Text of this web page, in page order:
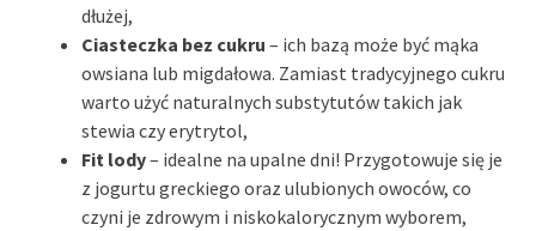
dłużej,
Ciasteczka bez cukru – ich bazą może być mąka
owsiana lub migdałowa. Zamiast tradycyjnego cukru
warto użyć naturalnych substytutów takich jak
stewia czy erytrytol,
Fit lody– idealne na upalne dni! Przygotowuje się je
z jogurtu greckiego oraz ulubionych owoców, co
czyni je zdrowym i niskokalorycznym wyborem,